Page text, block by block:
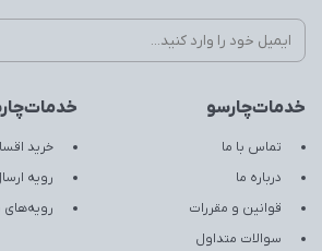
خدمات‌چارسو
تماس با ما
درباره ما
قوانین و مقررات
سوالات متداول
خرید
رویه